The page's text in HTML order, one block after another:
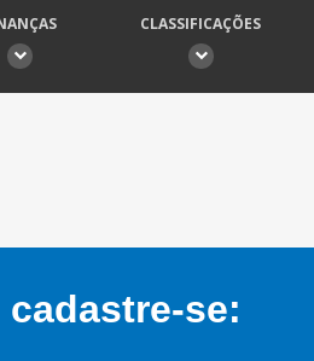
CLASSIFICAÇÕES
se: